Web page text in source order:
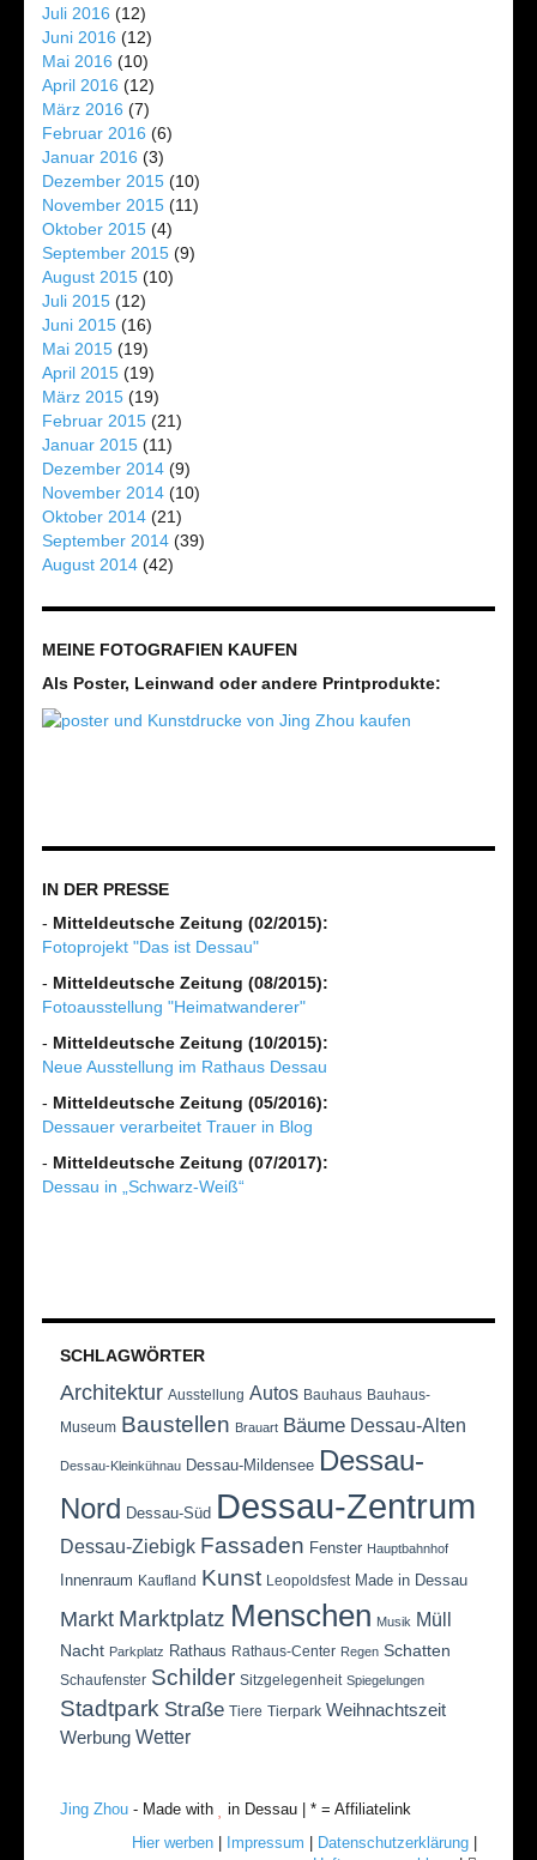
Juli 2016 (12)
Juni 2016 (12)
Mai 2016 (10)
April 2016 (12)
März 2016 (7)
Februar 2016 (6)
Januar 2016 (3)
Dezember 2015 (10)
November 2015 (11)
Oktober 2015 (4)
September 2015 (9)
August 2015 (10)
Juli 2015 (12)
Juni 2015 (16)
Mai 2015 (19)
April 2015 (19)
März 2015 (19)
Februar 2015 (21)
Januar 2015 (11)
Dezember 2014 (9)
November 2014 (10)
Oktober 2014 (21)
September 2014 (39)
August 2014 (42)
MEINE FOTOGRAFIEN KAUFEN
Als Poster, Leinwand oder andere Printprodukte:
IN DER PRESSE
- Mitteldeutsche Zeitung (02/2015):
Fotoprojekt "Das ist Dessau"
- Mitteldeutsche Zeitung (08/2015):
Fotoausstellung "Heimatwanderer"
- Mitteldeutsche Zeitung (10/2015):
Neue Ausstellung im Rathaus Dessau
- Mitteldeutsche Zeitung (05/2016):
Dessauer verarbeitet Trauer in Blog
- Mitteldeutsche Zeitung (07/2017):
Dessau in „Schwarz-Weiß“
SCHLAGWÖRTER
Architektur Ausstellung Autos Bauhaus Bauhaus-
Museum Baustellen Brauart Bäume Dessau-Alten
Dessau-Kleinkühnau Dessau-Mildensee Dessau-
Nord Dessau-Süd Dessau-Zentrum
Dessau-Ziebigk Fassaden Fenster Hauptbahnhof
Innenraum Kaufland Kunst Leopoldsfest Made in Dessau
Markt Marktplatz Menschen Musik Müll
Nacht Parkplatz Rathaus Rathaus-Center Regen Schatten
Schaufenster Schilder Sitzgelegenheit Spiegelungen
Stadtpark Straße Tiere Tierpark Weihnachtszeit
Werbung Wetter
Jing Zhou - Made with
in Dessau | * = Affiliatelink
Hier werben
Impressum Datenschutzerklärung